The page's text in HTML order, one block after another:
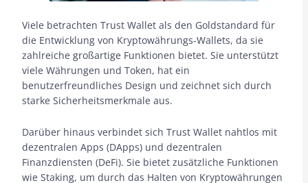
Viele betrachten Trust Wallet als den Goldstandard für
die Entwicklung von Kryptowährungs-Wallets, da sie
zahlreiche großartige Funktionen bietet. Sie unterstützt
viele Währungen und Token, hat ein
benutzerfreundliches Design und zeichnet sich durch
starke Sicherheitsmerkmale aus.
Darüber hinaus verbindet sich Trust Wallet nahtlos mit
dezentralen Apps (DApps) und dezentralen
Finanzdiensten (DeFi). Sie bietet zusätzliche Funktionen
wie Staking, um durch das Halten von Kryptowährungen